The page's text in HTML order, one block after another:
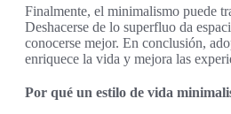
Finalmente, el minimalismo puede
Deshacerse de lo superfluo da
conocerse mejor. En conclusión,
enriquece la vida y mejora las
Por qué un estilo de vida